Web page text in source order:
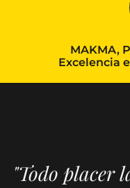
MAKMA,
Excelencia
"Todo placer